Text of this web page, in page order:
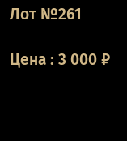
Лот №261
Цена : 3 000 ₽